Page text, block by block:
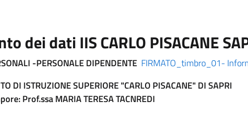
dei dati IIS CARLO PISACANE
-PERSONALE DIPENDENTE FIRMATO_timbro_01-
DI ISTRUZIONE SUPERIORE "CARLO PISACANE" DI SAPRI
Prof.ssa MARIA TERESA TACNREDI